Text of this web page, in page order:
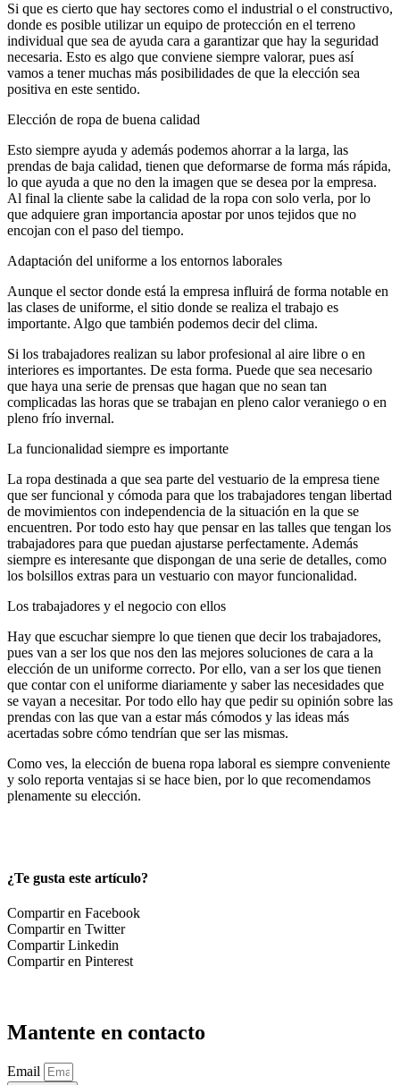
Si que es cierto que hay sectores como el industrial o el constructivo,
donde es posible utilizar un equipo de protección en el terreno
individual que sea de ayuda cara a garantizar que hay la seguridad
necesaria. Esto es algo que conviene siempre valorar, pues así
vamos a tener muchas más posibilidades de que la elección sea
positiva en este sentido.
Elección de ropa de buena calidad
Esto siempre ayuda y además podemos ahorrar a la larga, las
prendas de baja calidad, tienen que deformarse de forma más rápida,
lo que ayuda a que no den la imagen que se desea por la empresa.
Al final la cliente sabe la calidad de la ropa con solo verla, por lo
que adquiere gran importancia apostar por unos tejidos que no
encojan con el paso del tiempo.
Adaptación del uniforme a los entornos laborales
Aunque el sector donde está la empresa influirá de forma notable en
las clases de uniforme, el sitio donde se realiza el trabajo es
importante. Algo que también podemos decir del clima.
Si los trabajadores realizan su labor profesional al aire libre o en
interiores es importantes. De esta forma. Puede que sea necesario
que haya una serie de prensas que hagan que no sean tan
complicadas las horas que se trabajan en pleno calor veraniego o en
pleno frío invernal.
La funcionalidad siempre es importante
La ropa destinada a que sea parte del vestuario de la empresa tiene
que ser funcional y cómoda para que los trabajadores tengan libertad
de movimientos con independencia de la situación en la que se
encuentren. Por todo esto hay que pensar en las talles que tengan los
trabajadores para que puedan ajustarse perfectamente. Además
siempre es interesante que dispongan de una serie de detalles, como
los bolsillos extras para un vestuario con mayor funcionalidad.
Los trabajadores y el negocio con ellos
Hay que escuchar siempre lo que tienen que decir los trabajadores,
pues van a ser los que nos den las mejores soluciones de cara a la
elección de un uniforme correcto. Por ello, van a ser los que tienen
que contar con el uniforme diariamente y saber las necesidades que
se vayan a necesitar. Por todo ello hay que pedir su opinión sobre las
prendas con las que van a estar más cómodos y las ideas más
acertadas sobre cómo tendrían que ser las mismas.
Como ves, la elección de buena ropa laboral es siempre conveniente
y solo reporta ventajas si se hace bien, por lo que recomendamos
plenamente su elección.
¿Te gusta este artículo?
Compartir en Facebook
Compartir en Twitter
Compartir Linkedin
Compartir en Pinterest
Mantente en contacto
Email